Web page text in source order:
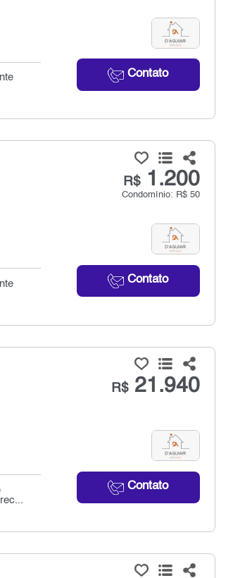
Contato
R$1.200
Condomínio: R$ 50
Contato
R$21.940
Contato